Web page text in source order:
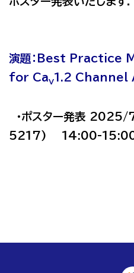
演題： Best Practice
for CaV1.2 Channel
・ポスター発表 2025/
5217) 14:00-